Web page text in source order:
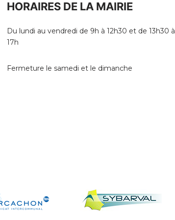
HORAIRES DE LA MAIRIE
Du lundi au vendredi de 9h à 12h30 et de 13h30 à
17h
Fermeture le samedi et le dimanche